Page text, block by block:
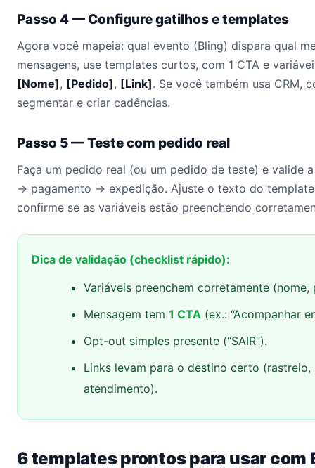
Passo 4 — Configure gatilhos e templates
Agora você mapeia: qual evento (Bling) dispara qual
mensagens, use templates curtos, com 1 CTA e
[Nome], [Pedido], [Link]. Se você também usa CRM,
segmentar e criar cadências.
Passo 5 — Teste com pedido real
Faça um pedido real (ou um pedido de teste) e valide
→ pagamento → expedição. Ajuste o texto do
confirme se as variáveis estão preenchendo
Dica de validação (checklist rápido):
Variáveis preenchem corretamente (nome,
Mensagem tem 1 CTA (ex.: “Acompanhar
Opt-out simples presente (“SAIR”).
Links levam para o destino certo (rastreio,
atendimento).
6 templates prontos para usar com